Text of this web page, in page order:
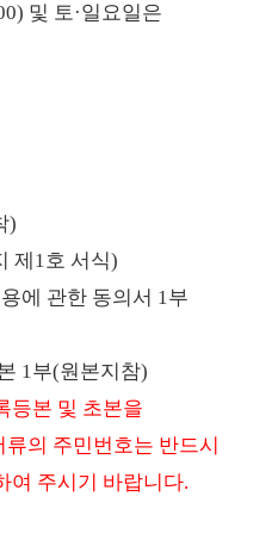
및 토·일요일은
)
제1호 서식)
에 관한 동의서 1부
1부(원본지참)
등본 및 초본을
의 주민번호는 반드시
여 주시기 바랍니다.